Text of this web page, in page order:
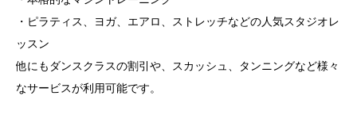
・ピラティス、ヨガ、エアロ、ストレッチなどの人気スタジオレ
ッスン
他にもダンスクラスの割引や、スカッシュ、タンニングなど様々
なサービスが利用可能です。
・幅の広さにより、駐車が容易です。
・荷物の出し入れもしやすく、快適な利用ができます
プログラムを何年でも指導します。他店ではやっていない指導
で、施設も指導もNo.1の
自信アリです！
また人気のキッズダンス・HIPHOP・JAZZなどの有料クラスも
あります。
是非体験してみてください！
いいスポーツです。
個室で一度に全身が焼けるタンニングマシンです。
海に行く前に焼いて下地を作っていくときれいに焼け、炎症をお